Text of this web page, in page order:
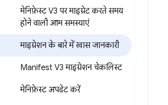
मेनिफ़ेस्ट V3 पर माइग्रेट करते समय
होने वाली आम समस्याएं
माइग्रेशन के बारे में खास जानकारी
Manifest V3 माइग्रेशन चेकलिस्ट
मेनिफ़ेस्ट अपडेट करें